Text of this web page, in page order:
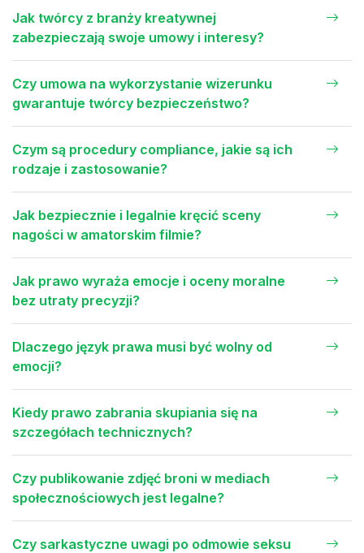
Jak twórcy z branży kreatywnej
zabezpieczają swoje umowy i interesy?
Czy umowa na wykorzystanie wizerunku
gwarantuje twórcy bezpieczeństwo?
Czym są procedury compliance, jakie są ich
rodzaje i zastosowanie?
Jak bezpiecznie i legalnie kręcić sceny
nagości w amatorskim filmie?
Jak prawo wyraża emocje i oceny moralne
bez utraty precyzji?
Dlaczego język prawa musi być wolny od
emocji?
Kiedy prawo zabrania skupiania się na
szczegółach technicznych?
Czy publikowanie zdjęć broni w mediach
społecznościowych jest legalne?
Czy sarkastyczne uwagi po odmowie seksu